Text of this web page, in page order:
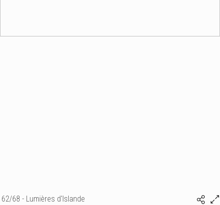
62/68 - Lumières d'Islande